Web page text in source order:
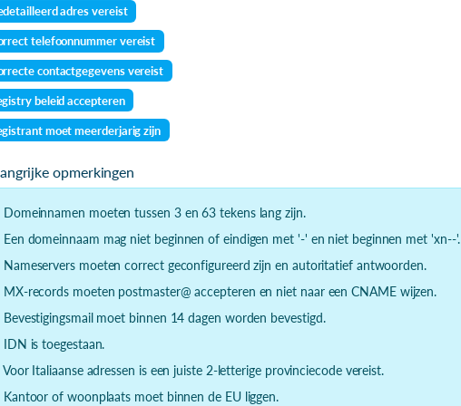
adres vereist
telefoonnummer vereist
contactgegevens vereist
beleid accepteren
moet meerderjarig zijn
opmerkingen
Domeinnamen moeten tussen 3 en 63 tekens lang zijn.
Een domeinnaam mag niet beginnen of eindigen met '-' en niet beginnen met 'xn--'.
Nameservers moeten correct geconfigureerd zijn en autoritatief antwoorden.
MX-records moeten postmaster@ accepteren en niet naar een CNAME wijzen.
Bevestigingsmail moet binnen 14 dagen worden bevestigd.
IDN is toegestaan.
Voor Italiaanse adressen is een juiste 2-letterige provinciecode vereist.
Kantoor of woonplaats moet binnen de EU liggen.